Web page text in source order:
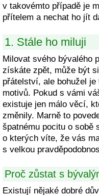
v takovémto případě je
přítelem a nechat ho jít
1. Stále ho miluji
Milovat svého bývalého
získáte zpět, může být
přátelství, ale bohužel
motivů. Pokud s vámi
existuje jen málo věcí,
změnily. Marně to
špatnému pocitu o sobě
o kterých víte, že vás
s velkou
Proč zůstat s
Existují nějaké dobré